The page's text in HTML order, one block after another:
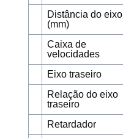
Distância do eixo
(mm)
Caixa de
velocidades
Eixo traseiro
Relação do eixo
traseiro
Retardador